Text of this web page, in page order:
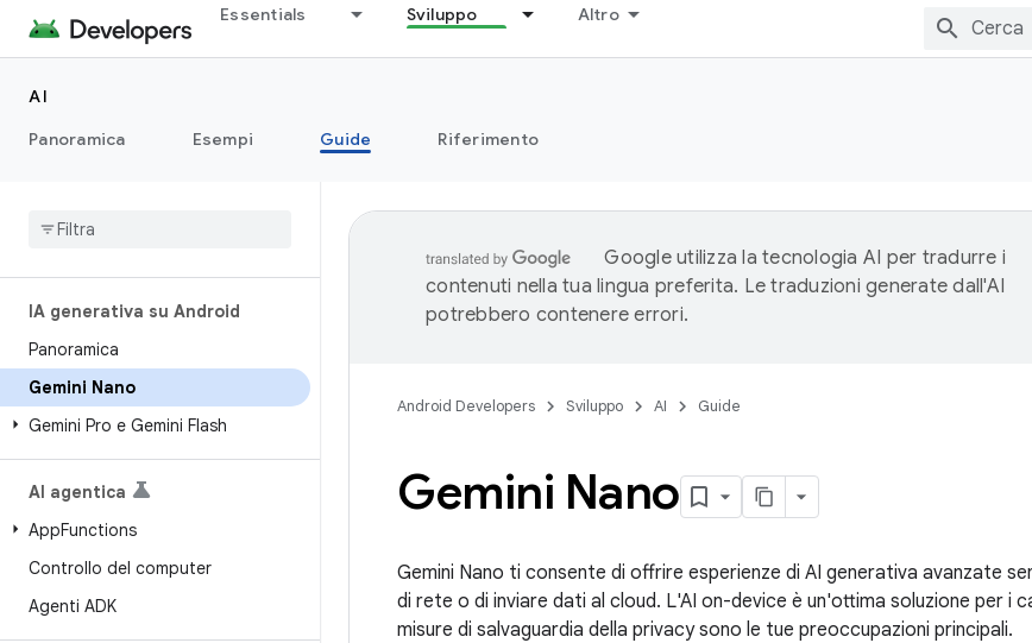
Essentials Sviluppo Altro
AI
Panoramica
Esempi Guide Riferimento
IA generativa su Android
Panoramica
Gemini Nano
Gemini Pro e Gemini Flash
AI agentica
AppFunctions
Controllo del computer
Agenti ADK
Google utilizza la tecnologia AI per tradurre i
contenuti nella tua lingua preferita. Le traduzioni generate dall'AI
potrebbero contenere errori.
Android Developers Sviluppo AI Guide
Gemini Nano
Gemini Nano ti consente di offrire esperienze di AI generativa avanzate
di rete o di inviare dati al cloud. L'AI on-device è un'ottima soluzione per i
misure di salvaguardia della privacy sono le tue preoccupazioni principali.